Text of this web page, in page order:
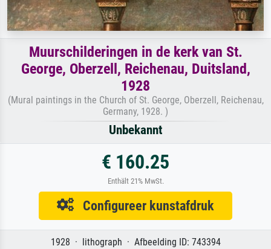
Muurschilderingen in de kerk van St.
George, Oberzell, Reichenau, Duitsland,
1928
(Mural paintings in the Church of St. George, Oberzell, Reichenau,
Germany, 1928. )
Unbekannt
€ 160.25
Enthält 21% MwSt.
Configureer kunstafdruk
1928 · lithograph · Afbeelding ID: 743394